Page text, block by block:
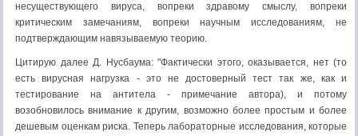
несуществующего вируса, вопреки здравому смыслу, вопреки
критическим замечаниям, вопреки научным исследованиям, не
подтверждающим навязываемую теорию.
Цитирую далее Д. Нусбаума: "Фактически этого, оказывается, нет (то
есть вирусная нагрузка - это не достоверный тест так же, как и
тестирование на антитела - примечание автора), и потому
возобновилось внимание к другим, возможно более простым и более
дешевым оценкам риска. Теперь лабораторные исследования, которые